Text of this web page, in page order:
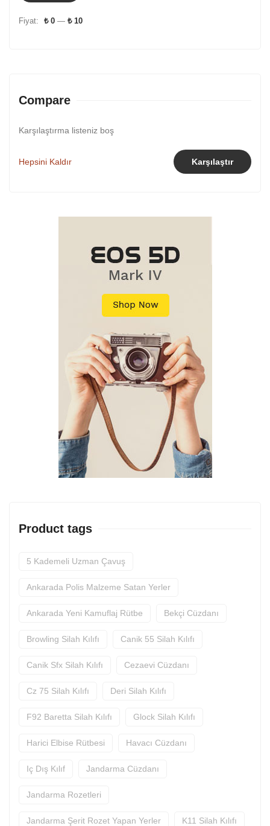
Fiyat: ₺ 0 — ₺ 10
Compare
Karşılaştırma listeniz boş
Hepsini Kaldır Karşılaştır
Product tags
5 Kademeli Uzman Çavuş
Ankarada Polis Malzeme Satan Yerler
Ankarada Yeni Kamuflaj Rütbe Bekçi Cüzdanı
Browling Silah Kılıfı Canik 55 Silah Kılıfı
Canik Sfx Silah Kılıfı Cezaevi Cüzdanı
Cz 75 Silah Kılıfı Deri Silah Kılıfı
F92 Baretta Silah Kılıfı Glock Silah Kılıfı
Harici Elbise Rütbesi Havacı Cüzdanı
Iç Dış Kılıf Jandarma Cüzdanı
Jandarma Rozetleri
Jandarma Şerit Rozet Yapan Yerler K11 Silah Kılıfı